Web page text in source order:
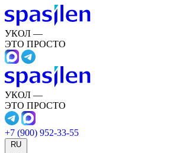
УКОЛ —
ЭТО ПРОСТО
УКОЛ —
ЭТО ПРОСТО
+7 (900) 952-33-55
RU